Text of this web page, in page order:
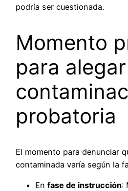
podría ser cuestionada.
Momento
para
probatoria
El momento para denunciar
contaminada varía según la
En fase de instrucción: